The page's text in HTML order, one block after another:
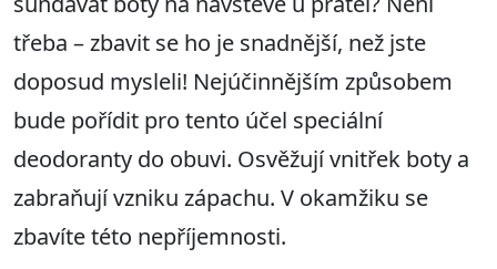
třeba – zbavit se ho je snadnější, než jste
doposud mysleli! Nejúčinnějším způsobem
bude pořídit pro tento účel speciální
deodoranty do obuvi. Osvěžují vnitřek boty a
zabraňují vzniku zápachu. V okamžiku se
zbavíte této nepříjemnosti.